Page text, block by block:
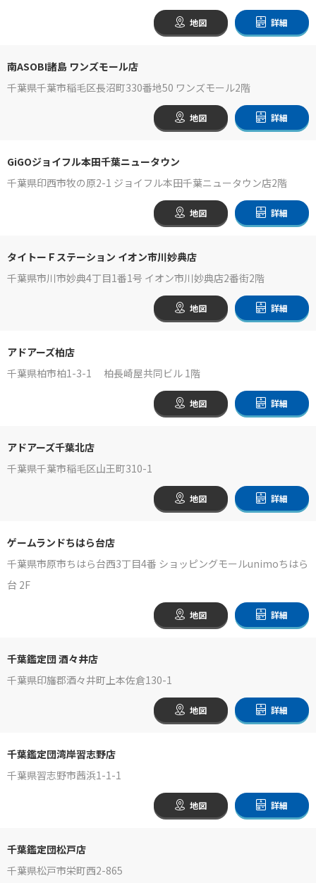
地図 詳細
南ASOBI諸島 ワンズモール店
千葉県千葉市稲毛区長沼町330番地50 ワンズモール2階
地図 詳細
GiGOジョイフル本田千葉ニュータウン
千葉県印西市牧の原2-1 ジョイフル本田千葉ニュータウン店2階
地図 詳細
タイトーＦステーション イオン市川妙典店
千葉県市川市妙典4丁目1番1号 イオン市川妙典店2番街2階
地図 詳細
アドアーズ柏店
千葉県柏市柏1-3-1 柏長崎屋共同ビル 1階
地図 詳細
アドアーズ千葉北店
千葉県千葉市稲毛区山王町310-1
地図 詳細
ゲームランドちはら台店
千葉県市原市ちはら台西3丁目4番 ショッピングモールunimoちはら
台 2F
地図 詳細
千葉鑑定団 酒々井店
千葉県印旛郡酒々井町上本佐倉130-1
地図 詳細
千葉鑑定団湾岸習志野店
千葉県習志野市茜浜1-1-1
地図 詳細
千葉鑑定団松戸店
千葉県松戸市栄町西2-865